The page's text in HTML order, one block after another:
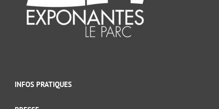
INFOS PRATIQUES